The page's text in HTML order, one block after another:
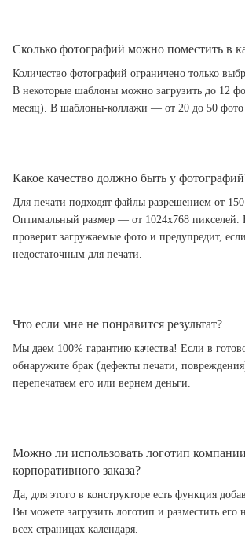
Сколько фотографий можно поместить в
Количество фотографий ограничено только
В некоторые шаблоны можно загрузить до 12
месяц). В шаблоны-коллажи — от 20 до 50 фото
Какое качество должно быть у
Для печати подходят файлы разрешением от
Оптимальный размер — от 1024x768 пикселей.
проверит загружаемые фото и предупредит, если
недостаточным для печати.
Что если мне не понравится результат?
Мы даем 100% гарантию качества! Если в
обнаружите брак (дефекты печати,
перепечатаем его или вернем деньги.
Можно ли использовать логотип
корпоративного заказа?
Да, для этого в конструкторе есть функция
Вы можете загрузить логотип и разместить его
всех страницах календаря.